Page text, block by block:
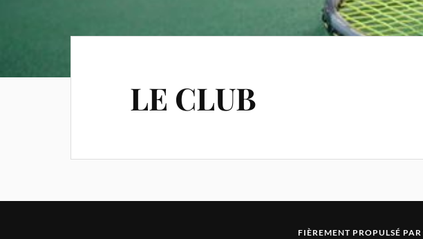
LE CLUB
FIÈREMENT PROPULSÉ PAR